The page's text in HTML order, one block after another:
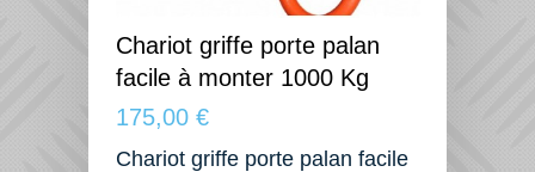
Chariot griffe porte palan
facile à monter 1000 Kg
175,00 €
Chariot griffe porte palan facile